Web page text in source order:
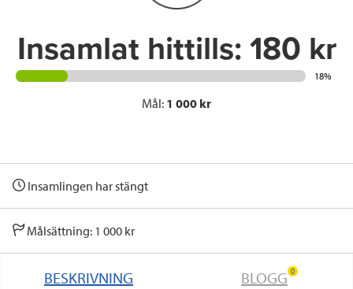
n
Insamlat hittills: 180 kr
18%
Mål: 1 000 kr
Insamlingen har stängt
Målsättning: 1 000 kr
BESKRIVNING BLOGG 0